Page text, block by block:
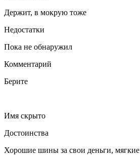
Держит, в мокрую тоже
Недостатки
Пока не обнаружил
Комментарий
Берите
Имя скрыто
Достоинства
Хорошие шины за свои деньги, мягкие